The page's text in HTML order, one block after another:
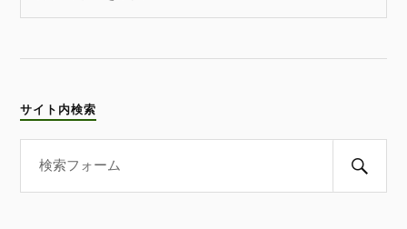
サイト内検索